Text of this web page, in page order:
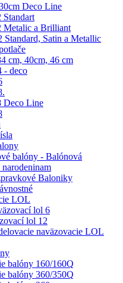
Deco Line
Standart
Metalic a Brilliant
Standard, Satin a Metallic
cm, 40cm, 46 cm
- deco
Deco Line
balóny - Balónová
Baloniky
LOL
lol 6
lol 12
naväzovacie LOL
balóny 160/160Q
balóny 360/350Q